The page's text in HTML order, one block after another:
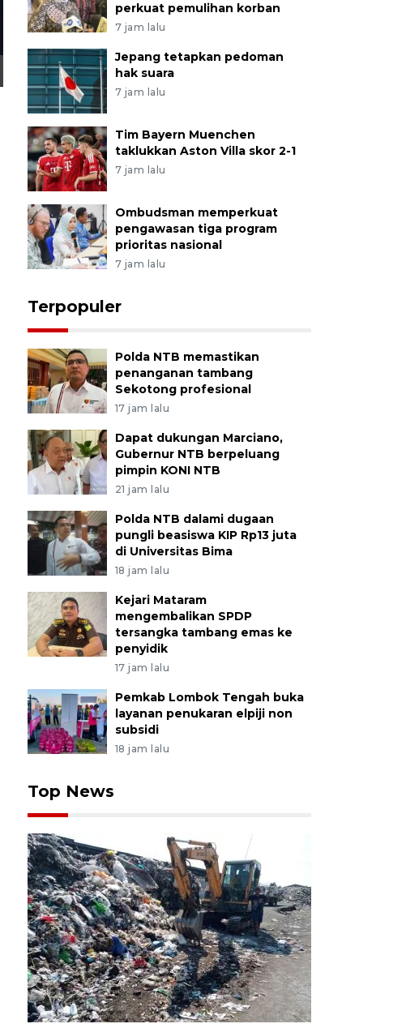
perkuat pemulihan korban
7 jam lalu
Jepang tetapkan pedoman
hak suara
7 jam lalu
Tim Bayern Muenchen
taklukkan Aston Villa skor 2-1
7 jam lalu
Ombudsman memperkuat
pengawasan tiga program
prioritas nasional
7 jam lalu
Terpopuler
Polda NTB memastikan
penanganan tambang
Sekotong profesional
17 jam lalu
Dapat dukungan Marciano,
Gubernur NTB berpeluang
pimpin KONI NTB
21 jam lalu
Polda NTB dalami dugaan
pungli beasiswa KIP Rp13 juta
di Universitas Bima
18 jam lalu
Kejari Mataram
mengembalikan SPDP
tersangka tambang emas ke
penyidik
17 jam lalu
Pemkab Lombok Tengah buka
layanan penukaran elpiji non
subsidi
18 jam lalu
Top News